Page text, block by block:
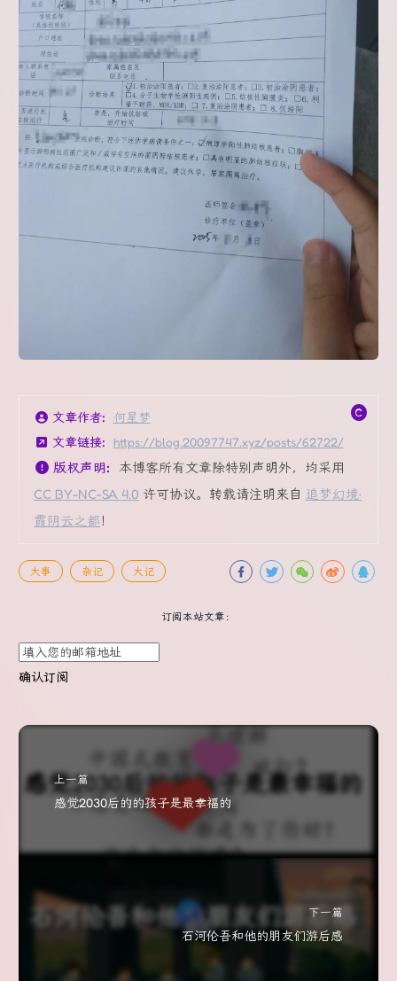
文章作者:
何星梦
文章链接:
https://blog.20097747.xyz/posts/62722/
版权声明: 本博客所有文章除特别声明外，均采用
CC BY-NC-SA 4.0 许可协议。转载请注明来自 追梦幻境·
霞阴云之都！
大事 杂记 大记
订阅本站文章：
确认订阅
上一篇
感觉2030后的的孩子是最幸福的
下一篇
石河伦吾和他的朋友们游后感